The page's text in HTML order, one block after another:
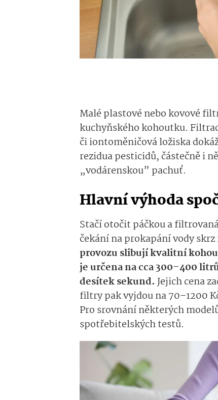
Malé plastové nebo kovové
kuchyňského kohoutku.
či iontoměničová ložiska
rezidua pesticidů, částečně i
„vodárenskou” pachuť.
Hlavní výhoda
Stačí otočit páčkou a
čekání na prokapání vody
provozu slibují kvalitní
je určena na cca 300–400
desítek sekund.Jejich cena
filtry pak vyjdou na 70–1200
Pro srovnání některých
spotřebitelských tes­tů.